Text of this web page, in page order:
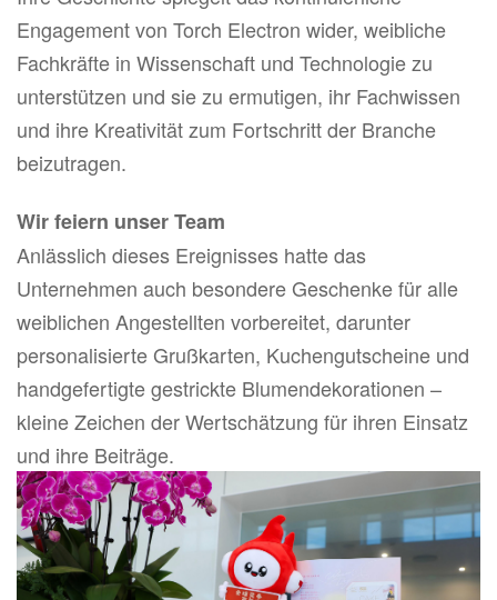
Engagement von Torch Electron wider, weibliche
Fachkräfte in Wissenschaft und Technologie zu
unterstützen und sie zu ermutigen, ihr Fachwissen
und ihre Kreativität zum Fortschritt der Branche
beizutragen.
Wir feiern unser Team
Anlässlich dieses Ereignisses hatte das
Unternehmen auch besondere Geschenke für alle
weiblichen Angestellten vorbereitet, darunter
personalisierte Grußkarten, Kuchengutscheine und
handgefertigte gestrickte Blumendekorationen –
kleine Zeichen der Wertschätzung für ihren Einsatz
und ihre Beiträge.